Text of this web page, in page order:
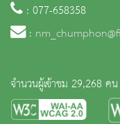
: 077-658358
:
จำนวนผู้เข้าชม 29,268 คน